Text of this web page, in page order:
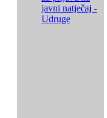
javni natječaj -
Udruge